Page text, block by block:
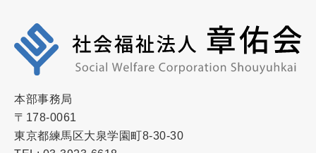
本部事務局
〒178-0061
東京都練馬区大泉学園町8-30-30